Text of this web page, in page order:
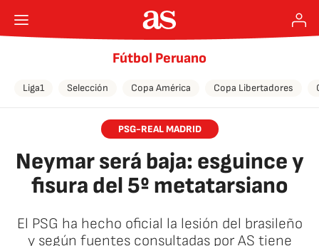
Fútbol Peruano
Liga1 Selección Copa América Copa Libertadores
PSG-REAL MADRID
Neymar será baja: esguince y
fisura del 5º metatarsiano
El PSG ha hecho oficial la lesión del brasileño
y según fuentes consultadas por AS tiene